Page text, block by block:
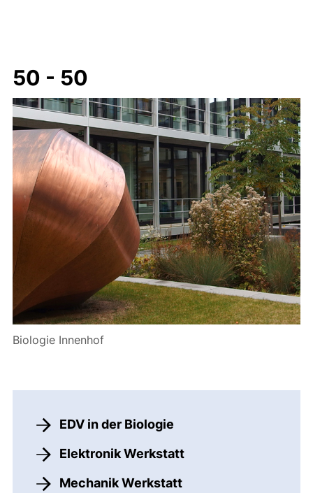
50 - 50
Biologie Innenhof
EDV in der Biologie
Elektronik Werkstatt
Mechanik Werkstatt